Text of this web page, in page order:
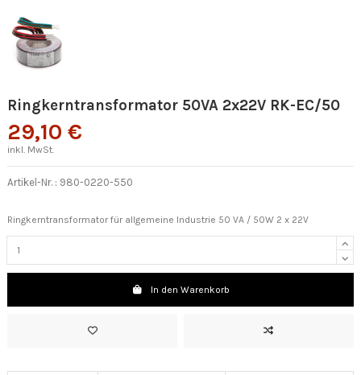
Ringkerntransformator 50VA 2x22V RK-EC/50
29,10 €
inkl. MwSt.
Artikel-Nr. : 980-0220-550
Ringkerntransformator für allgemeine Industrie 50 VA / 50W 2 x 22V
In den Warenkorb